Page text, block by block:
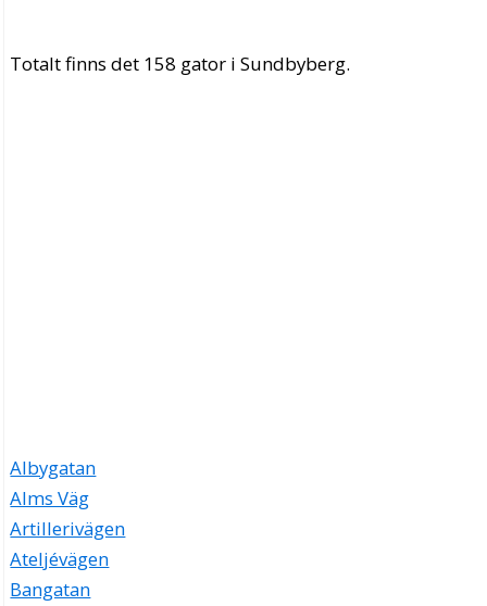
Totalt finns det 158 gator i Sundbyberg.
Albygatan
Alms Väg
Artillerivägen
Ateljévägen
Bangatan